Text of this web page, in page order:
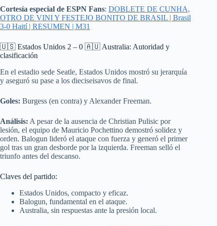
Cortesía especial de ESPN Fans: DOBLETE DE CUNHA,
OTRO DE VINI Y FESTEJO BONITO DE BRASIL | Brasil
3-0 Haití | RESUMEN | M31
🇺🇸 Estados Unidos 2 – 0 🇦🇺 Australia: Autoridad y
clasificación
En el estadio sede Seatle, Estados Unidos mostró su jerarquía
y aseguró su pase a los dieciseisavos de final.
Goles: Burgess (en contra) y Alexander Freeman.
Análisis: A pesar de la ausencia de Christian Pulisic por
lesión, el equipo de Mauricio Pochettino demostró solidez y
orden. Balogun lideró el ataque con fuerza y generó el primer
gol tras un gran desborde por la izquierda. Freeman selló el
triunfo antes del descanso.
Claves del partido:
Estados Unidos, compacto y eficaz.
Balogun, fundamental en el ataque.
Australia, sin respuestas ante la presión local.